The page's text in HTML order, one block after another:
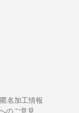
匿名加工情報
のご意見